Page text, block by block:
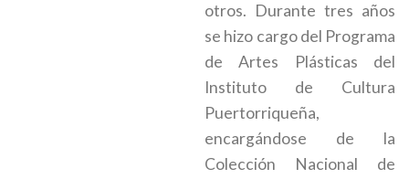
otros. Durante tres años
se hizo cargo del Programa
de Artes Plásticas del
Instituto de Cultura
Puertorriqueña,
encargándose de la
Colección Nacional de